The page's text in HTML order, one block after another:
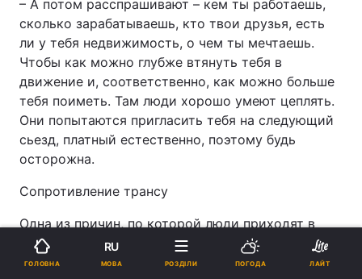
– А потом расспрашивают – кем ты работаешь,
сколько зарабатываешь, кто твои друзья, есть
ли у тебя недвижимость, о чем ты мечтаешь.
Чтобы как можно глубже втянуть тебя в
движение и, соответственно, как можно больше
тебя поиметь. Там люди хорошо умеют цеплять.
Они попытаются пригласить тебя на следующий
сьезд, платный естественно, поэтому будь
осторожна.
Сопротивление трансу
Одна из причин, по которой люди приходят в
секту – ощущение общности.
ГОЛОВНА
RU
МОВА РОЗДІЛИ ПОГОДА ЛАЙТ